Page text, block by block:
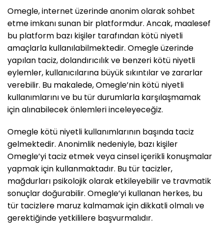
Omegle, internet üzerinde anonim olarak sohbet
etme imkanı sunan bir platformdur. Ancak, maalesef
bu platform bazı kişiler tarafından kötü niyetli
amaçlarla kullanılabilmektedir. Omegle üzerinde
yapılan taciz, dolandırıcılık ve benzeri kötü niyetli
eylemler, kullanıcılarına büyük sıkıntılar ve zararlar
verebilir. Bu makalede, Omegle’nin kötü niyetli
kullanımlarını ve bu tür durumlarla karşılaşmamak
için alınabilecek önlemleri inceleyeceğiz.
Omegle kötü niyetli kullanımlarının başında taciz
gelmektedir. Anonimlik nedeniyle, bazı kişiler
Omegle’yi taciz etmek veya cinsel içerikli konuşmalar
yapmak için kullanmaktadır. Bu tür tacizler,
mağdurları psikolojik olarak etkileyebilir ve travmatik
sonuçlar doğurabilir. Omegle’yi kullanan herkes, bu
tür tacizlere maruz kalmamak için dikkatli olmalı ve
gerektiğinde yetkililere başvurmalıdır.